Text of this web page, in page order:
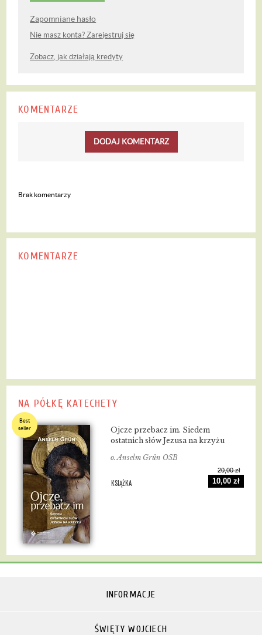
Zapomniane hasło
Nie masz konta? Zarejestruj się
Zobacz, jak działają kredyty
KOMENTARZE
DODAJ KOMENTARZ
Brak komentarzy
KOMENTARZE
NA PÓŁKĘ KATECHETY
Best
seller
Ojcze przebacz im. Siedem
ostatnich słów Jezusa na krzyżu
o. Anselm Grün OSB
KSIĄŻKA
20,00 zł
10,00 zł
INFORMACJE
ŚWIĘTY WOJCIECH